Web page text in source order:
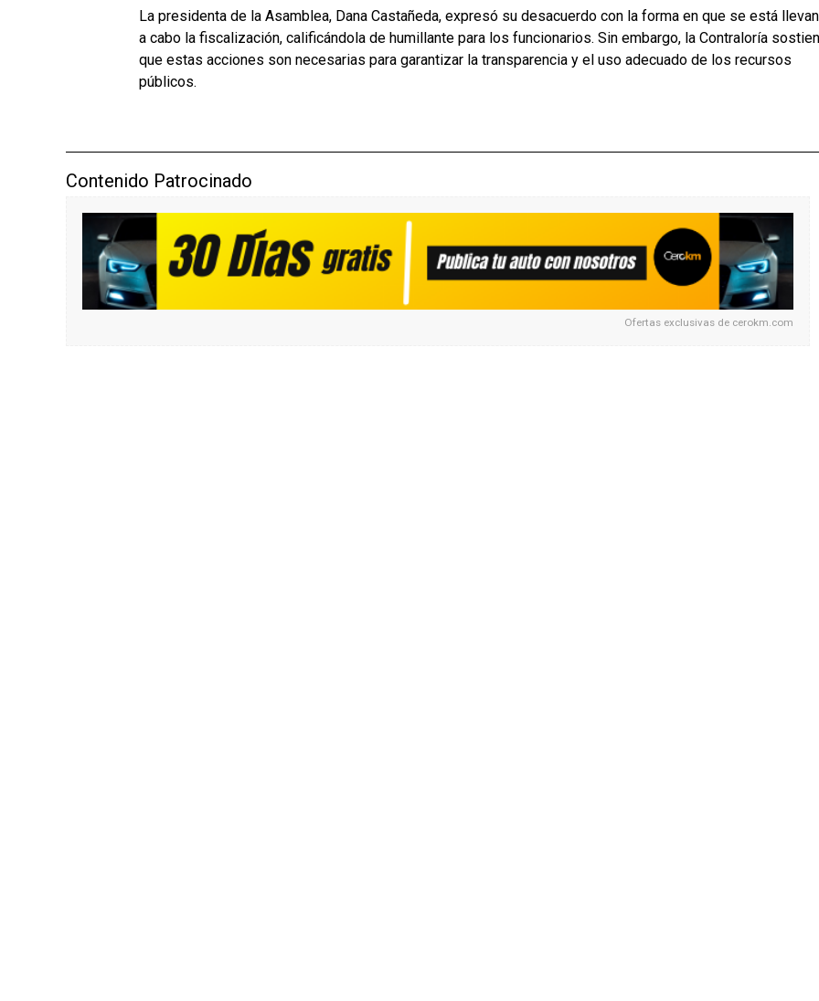
La presidenta de la Asamblea, Dana Castañeda, expresó su desacuerdo con la forma en que se está
a cabo la fiscalización, calificándola de humillante para los funcionarios. Sin embargo, la Contraloría
que estas acciones son necesarias para garantizar la transparencia y el uso adecuado de los recursos
públicos.
Contenido Patrocinado
Ofertas exclusivas de cerokm.com